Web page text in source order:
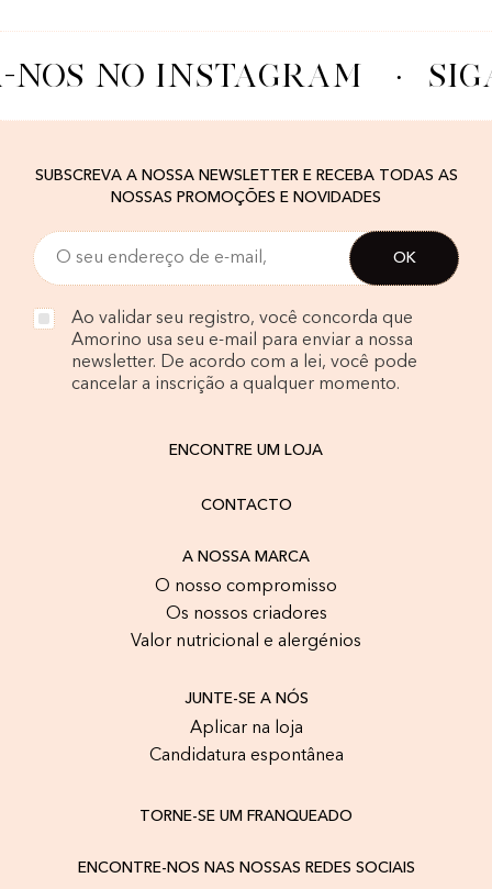
NOS NO INSTAGRAM ·
SUBSCREVA A NOSSA NEWSLETTER E RECEBA TODAS AS
NOSSAS PROMOÇÕES E NOVIDADES
Ao validar seu registro, você concorda que
Amorino usa seu e-mail para enviar a nossa
newsletter. De acordo com a lei, você pode
cancelar a inscrição a qualquer momento.
ENCONTRE UM LOJA
CONTACTO
A NOSSA MARCA
O nosso compromisso
Os nossos criadores
Valor nutricional e alergénios
JUNTE-SE A NÓS
Aplicar na loja
Candidatura espontânea
TORNE-SE UM FRANQUEADO
ENCONTRE-NOS NAS NOSSAS REDES SOCIAIS